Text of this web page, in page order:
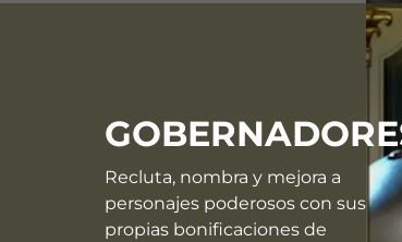
Recluta, nombra y mejora a
personajes poderosos con sus
propias bonificaciones de